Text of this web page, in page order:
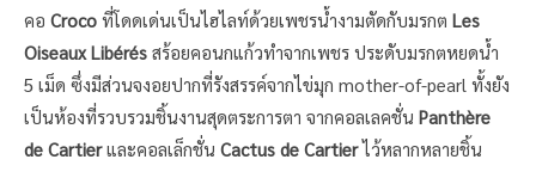
คอ Croco ที่โดดเด่นเป็นไฮไลท์ด้วยเพชรน้ำงามตัดกับมรกต Les
Oiseaux Libérés สร้อยคอนกแก้วทำจากเพชร ประดับมรกตหยดน้ำ
5 เม็ด ซึ่งมีส่วนจงอยปากที่รังสรรค์จากไข่มุก mother-of-pearl ทั้งยัง
เป็นห้องที่รวบรวมชิ้นงานสุดตระการตา จากคอลเลคชั่น Panthère
de Cartierและคอลเล็กชั่น Cactus de Cartierไว้หลากหลายชิ้น